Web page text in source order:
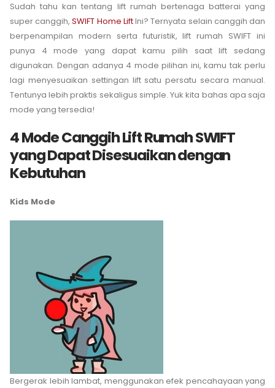
Sudah tahu kan tentang lift rumah bertenaga batterai yang
super canggih,SWIFT Home LiftIni? Ternyata selain canggih dan
berpenampilan modern serta futuristik, lift rumah SWIFT ini
punya 4 mode yang dapat kamu pilih saat lift sedang
digunakan. Dengan adanya 4 mode pilihan ini, kamu tak perlu
lagi menyesuaikan settingan lift satu persatu secara manual.
Tentunya lebih praktis sekaligus simple. Yuk kita bahas apa saja
mode yang tersedia!
4 Mode Canggih Lift Rumah SWIFT
yang Dapat Disesuaikan dengan
Kebutuhan
Kids Mode
Bergerak lebih lambat, menggunakan efek pencahayaan yang